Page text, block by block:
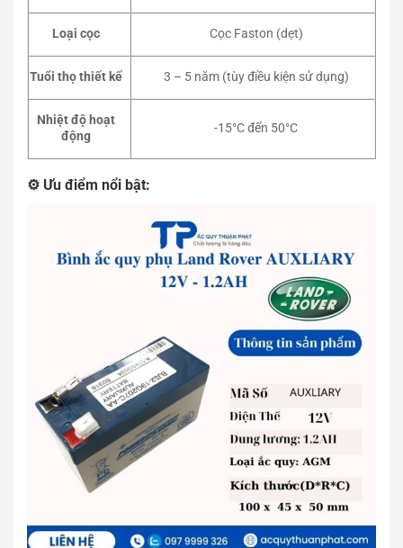
Loại cọc Cọc Faston (dẹt)
Tuổi thọ thiết kế 3 – 5 năm (tùy điều kiện sử dụng)
Nhiệt độ hoạt
động
-15°C đến 50°C
⚙️ Ưu điểm nổi bật: